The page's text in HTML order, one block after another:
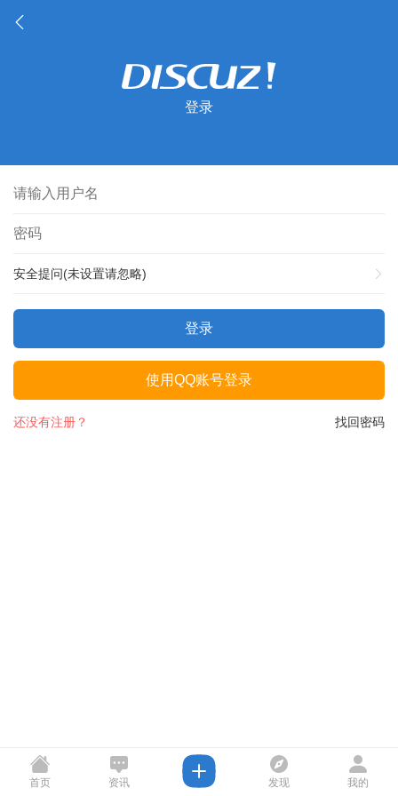
登录
安全提问(未设置请忽略)
登录
使用QQ账号登录
找回密码
还没有注册？
首页 资讯 发现 我的